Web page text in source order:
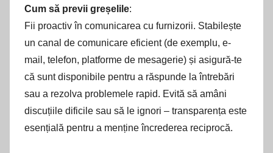
Cum să previi greșelile:
Fii proactiv în comunicarea cu furnizorii. Stabilește
un canal de comunicare eficient (de exemplu, e-
mail, telefon, platforme de mesagerie) și asigură-te
că sunt disponibile pentru a răspunde la întrebări
sau a rezolva problemele rapid. Evită să amâni
discuțiile dificile sau să le ignori – transparența este
esențială pentru a menține încrederea reciprocă.